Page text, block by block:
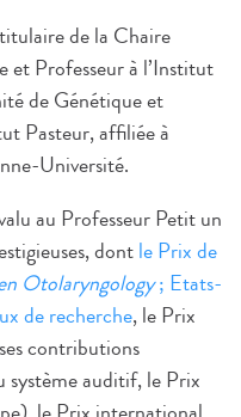
de la Chaire
et Professeur à l’Institut
de Génétique et
Pasteur, affiliée à
Université.
au Professeur Petit un
dontle Prix de
Otolaryngology; Etats-
de recherche, le Prix
contributions
système auditif, le Prix